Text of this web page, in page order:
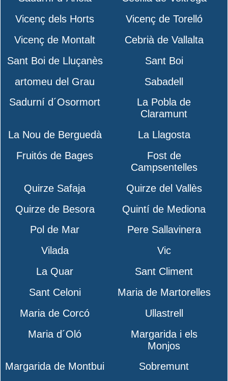
Vicenç dels Horts
Vicenç de Torelló
Vicenç de Montalt
Cebrià de Vallalta
Sant Boi de Lluçanès
Sant Boi
artomeu del Grau
Sabadell
Sadurní d´Osormort
La Pobla de
Claramunt
La Nou de Berguedà
La Llagosta
Fruitós de Bages
Fost de
Campsentelles
Quirze Safaja
Quirze del Vallès
Quirze de Besora
Quintí de Mediona
Pol de Mar
Pere Sallavinera
Vilada
Vic
La Quar
Sant Climent
Sant Celoni
Maria de Martorelles
Maria de Corcó
Ullastrell
Maria d´Oló
Margarida i els
Monjos
Margarida de Montbui
Sobremunt